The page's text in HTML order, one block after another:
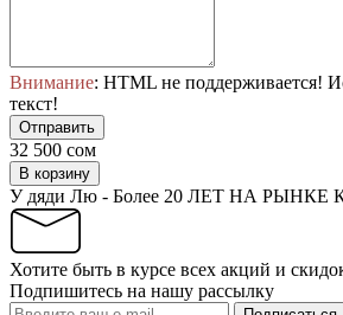
Внимание: HTML не поддерживается!
текст!
Отправить
32 500 сом
В корзину
У дяди Лю - Более 20 ЛЕТ НА РЫНКЕ
Хотите быть в курсе всех акций и
Подпишитесь на нашу рассылку